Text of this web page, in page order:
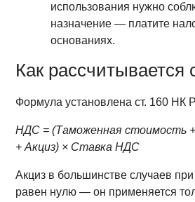
использования нужно
назначение — платите
основаниях.
Как рассчитывается
Формула установлена ст. 160 НК
НДС = (Таможенная стоимость
+ Акциз) × Ставка НДС
Акциз в большинстве случаев
равен нулю — он применяется